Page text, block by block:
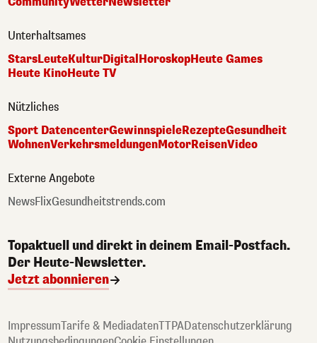
Unterhaltsames
StarsLeuteKulturDigital HoroskopHeute Games
Heute KinoHeute TV
Nützliches
Sport DatencenterGewinnspieleRezepteGesundheit
WohnenVerkehrsmeldungenMotorReisenVideo
Externe Angebote
NewsFlixGesundheitstrends.com
Topaktuell und direkt in deinem Email-Postfach.
Der Heute-Newsletter.
Jetzt abonnieren
ImpressumTarife & MediadatenTTPADatenschutzerklärung